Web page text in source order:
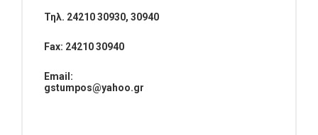
Τηλ. 24210 30930, 30940
Fax: 24210 30940
Email :
gstumpos@yahoo.gr